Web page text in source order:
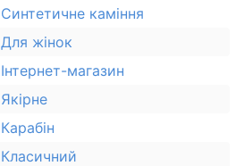
Синтетичне каміння
Для жінок
Інтернет-магазин
Якірне
Карабін
Класичний